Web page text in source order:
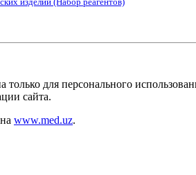
для персонального
сайта.
www.med.uz.